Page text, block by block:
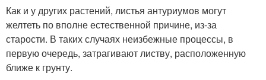
Как и у других растений, листья антуриумов могут
желтеть по вполне естественной причине, из-за
старости. В таких случаях неизбежные процессы, в
первую очередь, затрагивают листву, расположенную
ближе к грунту.